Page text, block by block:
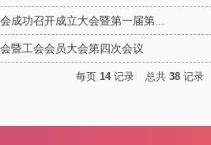
成功召开成立大会暨第一届第...
暨工会会员大会第四次会议
每页 14记录 总共 38 记录